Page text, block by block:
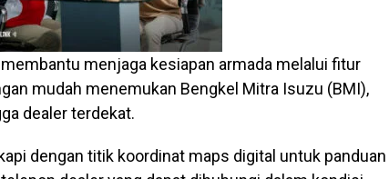
menjaga kesiapan armada melalui fitur
mudah menemukan Bengkel Mitra Isuzu (BMI),
dealer terdekat.
dengan titik koordinat maps digital untuk panduan